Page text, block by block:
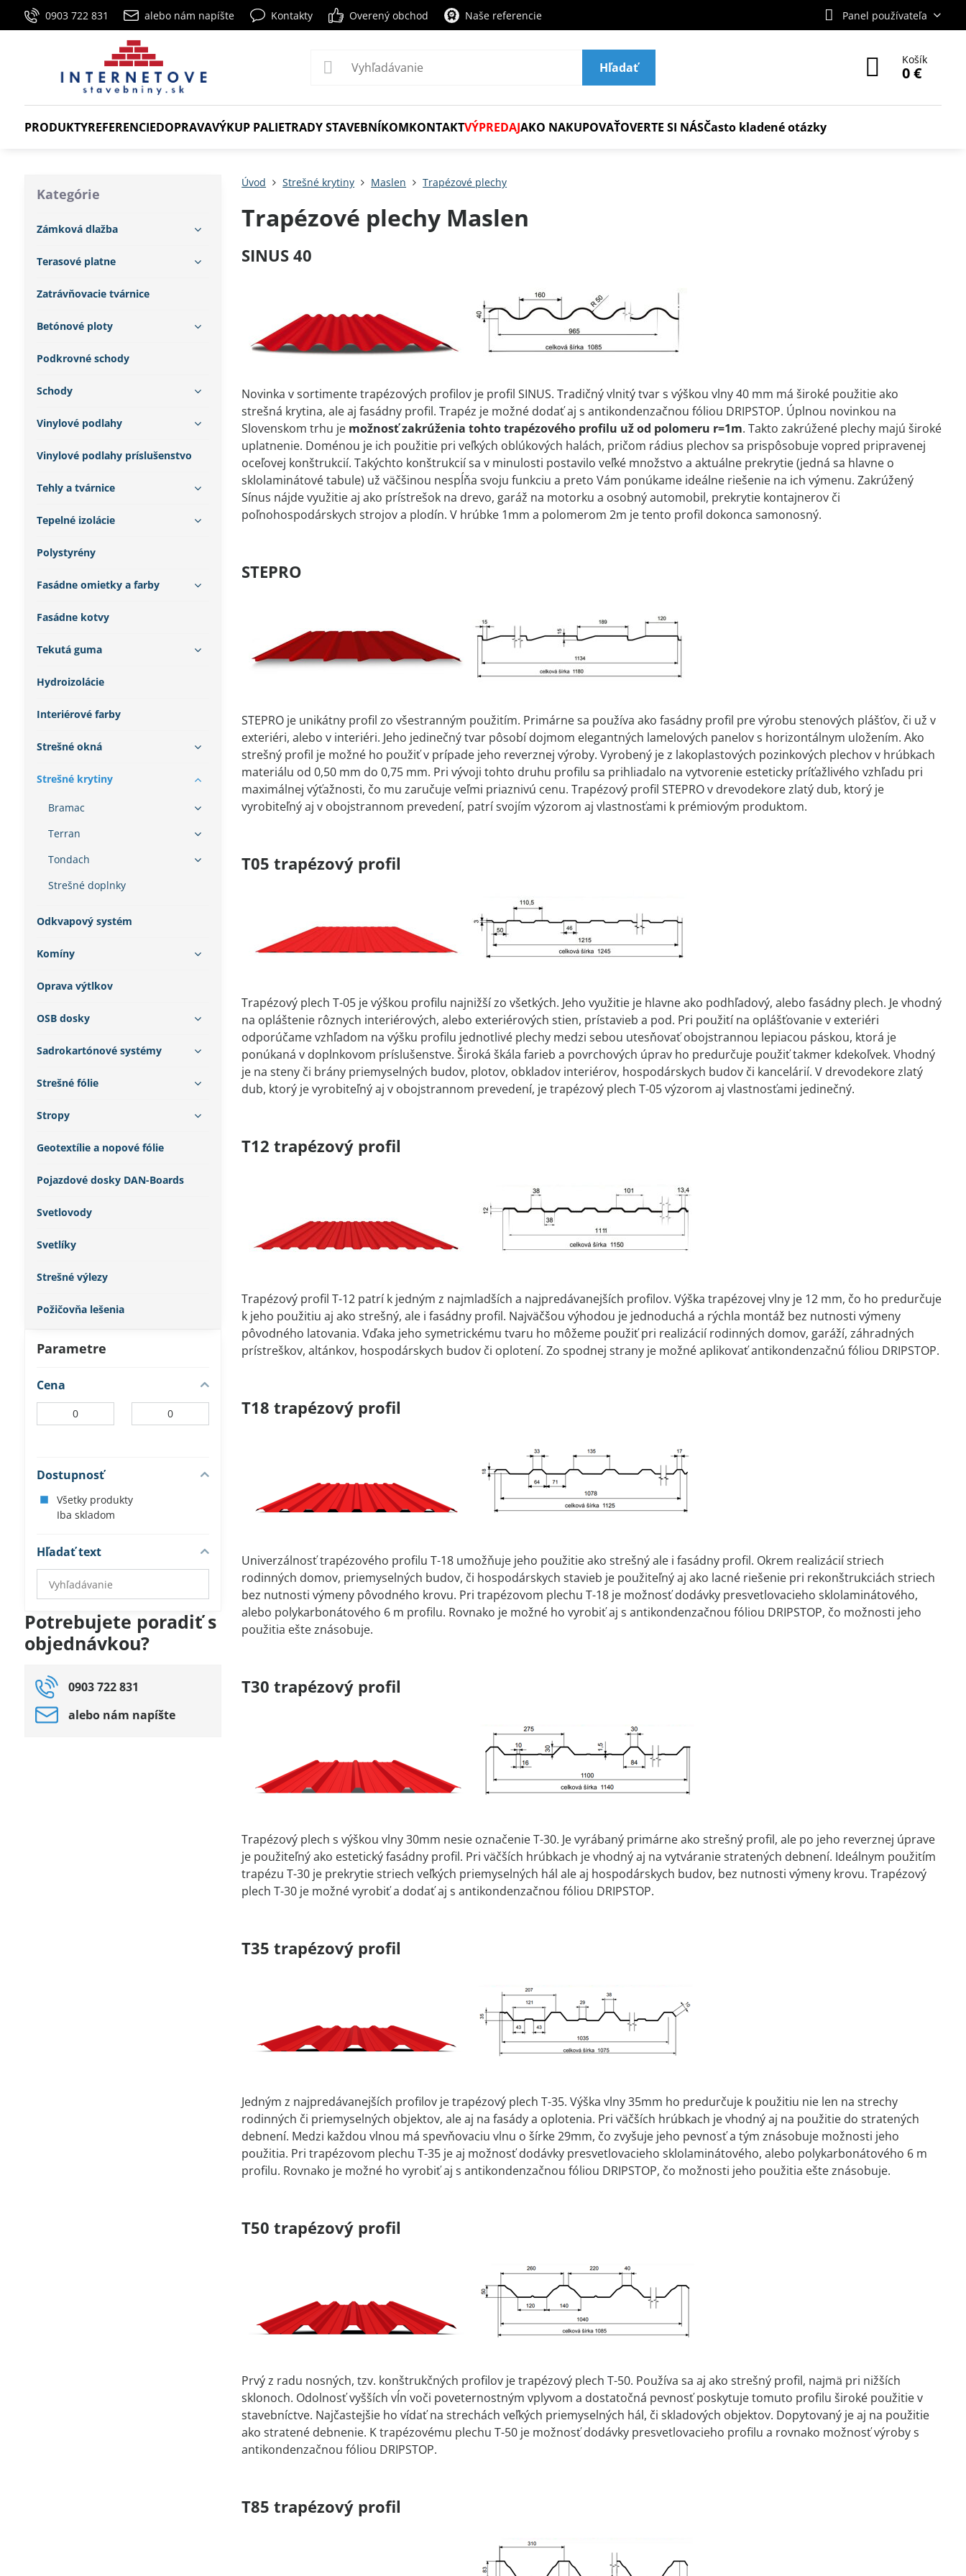
0903 722 831 alebo nám napíšte Kontakty Overený obchod Naše referencie Panel používateľa
Hľadať
Košík
0 €
PRODUKTYREFERENCIEDOPRAVAVÝKUP PALIETRADY STAVEBNÍKOMKONTAKTVÝPREDAJAKO NAKUPOVAŤOVERTE SI NÁSČasto kladené otázky
Úvod Strešné krytiny Maslen Trapézové plechy
Trapézové plechy Maslen
SINUS 40
Novinka v sortimente trapézových profilov je profil SINUS. Tradičný vlnitý tvar s výškou vlny 40 mm má široké použitie ako
strešná krytina, ale aj fasádny profil. Trapéz je možné dodať aj s antikondenzačnou fóliou DRIPSTOP. Úplnou novinkou na
Slovenskom trhu je možnosť zakrúženia tohto trapézového profilu už od polomeru r=1m. Takto zakrúžené plechy majú široké
uplatnenie. Doménou je ich použitie pri veľkých oblúkových halách, pričom rádius plechov sa prispôsobuje vopred pripravenej
oceľovej konštrukcií. Takýchto konštrukcií sa v minulosti postavilo veľké množstvo a aktuálne prekrytie (jedná sa hlavne o
sklolaminátové tabule) už väčšinou nespĺňa svoju funkciu a preto Vám ponúkame ideálne riešenie na ich výmenu. Zakrúžený
Sínus nájde využitie aj ako prístrešok na drevo, garáž na motorku a osobný automobil, prekrytie kontajnerov či
poľnohospodárskych strojov a plodín. V hrúbke 1mm a polomerom 2m je tento profil dokonca samonosný.
STEPRO
STEPRO je unikátny profil zo všestranným použitím. Primárne sa používa ako fasádny profil pre výrobu stenových plášťov, či už v
exteriéri, alebo v interiéri. Jeho jedinečný tvar pôsobí dojmom elegantných lamelových panelov s horizontálnym uložením. Ako
strešný profil je možné ho použiť v prípade jeho reverznej výroby. Vyrobený je z lakoplastových pozinkových plechov v hrúbkach
materiálu od 0,50 mm do 0,75 mm. Pri vývoji tohto druhu profilu sa prihliadalo na vytvorenie esteticky príťažlivého vzhľadu pri
maximálnej výťažnosti, čo mu zaručuje veľmi priaznivú cenu. Trapézový profil STEPRO v drevodekore zlatý dub, ktorý je
vyrobiteľný aj v obojstrannom prevedení, patrí svojím výzorom aj vlastnosťami k prémiovým produktom.
T05 trapézový profil
Trapézový plech T-05 je výškou profilu najnižší zo všetkých. Jeho využitie je hlavne ako podhľadový, alebo fasádny plech. Je vhodný
na opláštenie rôznych interiérových, alebo exteriérových stien, prístavieb a pod. Pri použití na oplášťovanie v exteriéri
odporúčame vzhľadom na výšku profilu jednotlivé plechy medzi sebou utesňovať obojstrannou lepiacou páskou, ktorá je
ponúkaná v doplnkovom príslušenstve. Široká škála farieb a povrchových úprav ho predurčuje použiť takmer kdekoľvek. Vhodný
je na steny či brány priemyselných budov, plotov, obkladov interiérov, hospodárskych budov či kancelárií. V drevodekore zlatý
dub, ktorý je vyrobiteľný aj v obojstrannom prevedení, je trapézový plech T-05 výzorom aj vlastnosťami jedinečný.
T12 trapézový profil
Trapézový profil T-12 patrí k jedným z najmladších a najpredávanejších profilov. Výška trapézovej vlny je 12 mm, čo ho predurčuje
k jeho použitiu aj ako strešný, ale i fasádny profil. Najväčšou výhodou je jednoduchá a rýchla montáž bez nutnosti výmeny
pôvodného latovania. Vďaka jeho symetrickému tvaru ho môžeme použiť pri realizácií rodinných domov, garáží, záhradných
prístreškov, altánkov, hospodárskych budov či oplotení. Zo spodnej strany je možné aplikovať antikondenzačnú fóliou DRIPSTOP.
T18 trapézový profil
Univerzálnosť trapézového profilu T-18 umožňuje jeho použitie ako strešný ale i fasádny profil. Okrem realizácií striech
rodinných domov, priemyselných budov, či hospodárskych stavieb je použiteľný aj ako lacné riešenie pri rekonštrukciách striech
bez nutnosti výmeny pôvodného krovu. Pri trapézovom plechu T-18 je možnosť dodávky presvetlovacieho sklolaminátového,
alebo polykarbonátového 6 m profilu. Rovnako je možné ho vyrobiť aj s antikondenzačnou fóliou DRIPSTOP, čo možnosti jeho
použitia ešte znásobuje.
T30 trapézový profil
Trapézový plech s výškou vlny 30mm nesie označenie T-30. Je vyrábaný primárne ako strešný profil, ale po jeho reverznej úprave
je použiteľný ako estetický fasádny profil. Pri väčších hrúbkach je vhodný aj na vytváranie stratených debnení. Ideálnym použitím
trapézu T-30 je prekrytie striech veľkých priemyselných hál ale aj hospodárskych budov, bez nutnosti výmeny krovu. Trapézový
plech T-30 je možné vyrobiť a dodať aj s antikondenzačnou fóliou DRIPSTOP.
T35 trapézový profil
Jedným z najpredávanejších profilov je trapézový plech T-35. Výška vlny 35mm ho predurčuje k použitiu nie len na strechy
rodinných či priemyselných objektov, ale aj na fasády a oplotenia. Pri väčších hrúbkach je vhodný aj na použitie do stratených
debnení. Medzi každou vlnou má spevňovaciu vlnu o šírke 29mm, čo zvyšuje jeho pevnosť a tým znásobuje možnosti jeho
použitia. Pri trapézovom plechu T-35 je aj možnosť dodávky presvetlovacieho sklolaminátového, alebo polykarbonátového 6 m
profilu. Rovnako je možné ho vyrobiť aj s antikondenzačnou fóliou DRIPSTOP, čo možnosti jeho použitia ešte znásobuje.
T50 trapézový profil
Prvý z radu nosných, tzv. konštrukčných profilov je trapézový plech T-50. Používa sa aj ako strešný profil, najmä pri nižších
sklonoch. Odolnosť vyšších vĺn voči poveternostným vplyvom a dostatočná pevnosť poskytuje tomuto profilu široké použitie v
stavebníctve. Najčastejšie ho vídať na strechách veľkých priemyselných hál, či skladových objektov. Dopytovaný je aj na použitie
ako stratené debnenie. K trapézovému plechu T-50 je možnosť dodávky presvetlovacieho profilu a rovnako možnosť výroby s
antikondenzačnou fóliou DRIPSTOP.
T85 trapézový profil
Parametre
Cena
Dostupnosť
Všetky produkty
Iba skladom
Hľadať text
Prehľadať
výsledky
fulltextom
Potrebujete poradiť s
objednávkou?
0903 722 831
alebo nám napíšte
Kategórie
Zámková dlažba
Terasové platne
Zatrávňovacie tvárnice
Betónové ploty
Podkrovné schody
Schody
Vinylové podlahy
Vinylové podlahy príslušenstvo
Tehly a tvárnice
Tepelné izolácie
Polystyrény
Fasádne omietky a farby
Fasádne kotvy
Tekutá guma
Hydroizolácie
Interiérové farby
Strešné okná
Strešné krytiny
Bramac
Terran
Tondach
Strešné doplnky
Odkvapový systém
Komíny
Oprava výtlkov
OSB dosky
Sadrokartónové systémy
Strešné fólie
Stropy
Geotextílie a nopové fólie
Pojazdové dosky DAN-Boards
Svetlovody
Svetlíky
Strešné výlezy
Požičovňa lešenia